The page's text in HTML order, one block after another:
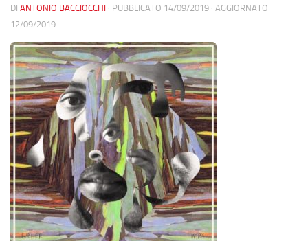
DI ANTONIO BACCIOCCHI · PUBBLICATO 14/09/2019 · AGGIORNATO
12/09/2019